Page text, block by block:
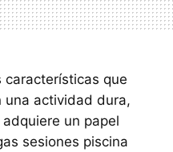
características que
una actividad dura,
adquiere un papel
sesiones piscina